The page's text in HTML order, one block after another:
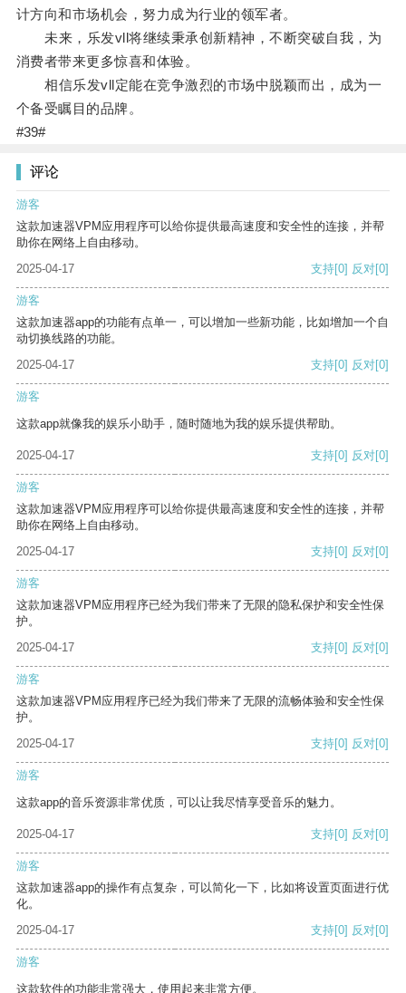
计方向和市场机会，努力成为行业的领军者。
未来，乐发vll将继续秉承创新精神，不断突破自我，为
消费者带来更多惊喜和体验。
相信乐发vll定能在竞争激烈的市场中脱颖而出，成为一
个备受瞩目的品牌。
#39#
评论
游客
这款加速器VPM应用程序可以给你提供最高速度和安全性的连接，并帮
助你在网络上自由移动。
2025-04-17
支持[0] 反对[0]
游客
这款加速器app的功能有点单一，可以增加一些新功能，比如增加一个自
动切换线路的功能。
2025-04-17
支持[0] 反对[0]
游客
这款app就像我的娱乐小助手，随时随地为我的娱乐提供帮助。
2025-04-17 支持[0] 反对[0]
游客
这款加速器VPM应用程序可以给你提供最高速度和安全性的连接，并帮
助你在网络上自由移动。
2025-04-17
支持[0] 反对[0]
游客
这款加速器VPM应用程序已经为我们带来了无限的隐私保护和安全性保
护。
2025-04-17
支持[0] 反对[0]
游客
这款加速器VPM应用程序已经为我们带来了无限的流畅体验和安全性保
护。
2025-04-17
支持[0] 反对[0]
游客
这款app的音乐资源非常优质，可以让我尽情享受音乐的魅力。
2025-04-17 支持[0] 反对[0]
游客
这款加速器app的操作有点复杂，可以简化一下，比如将设置页面进行优
化。
2025-04-17
支持[0] 反对[0]
游客
这款软件的功能非常强大，使用起来非常方便。